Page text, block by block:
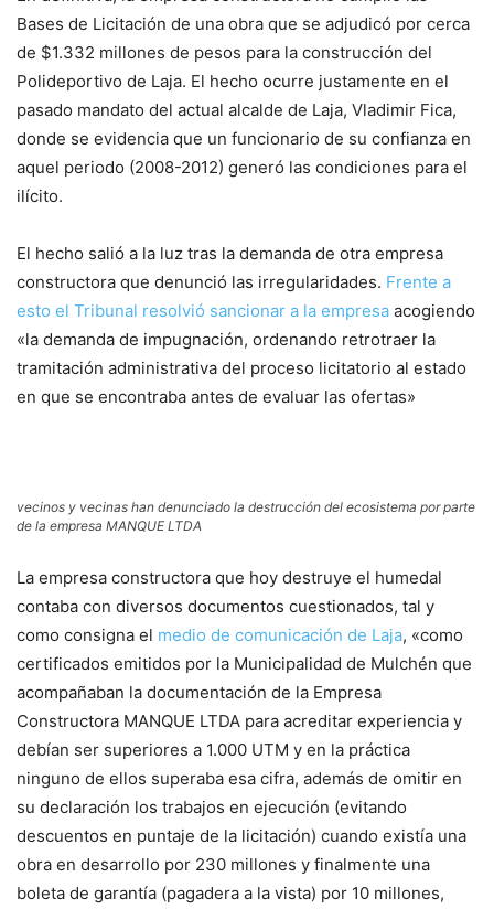
Bases de Licitación de una obra que se adjudicó por cerca
de $1.332 millones de pesos para la construcción del
Polideportivo de Laja. El hecho ocurre justamente en el
pasado mandato del actual alcalde de Laja, Vladimir Fica,
donde se evidencia que un funcionario de su confianza en
aquel periodo (2008-2012) generó las condiciones para el
ilícito.
El hecho salió a la luz tras la demanda de otra empresa
constructora que denunció las irregularidades. Frente a
esto el Tribunal resolvió sancionar a la empresa acogiendo
«la demanda de impugnación, ordenando retrotraer la
tramitación administrativa del proceso licitatorio al estado
en que se encontraba antes de evaluar las ofertas»
vecinos y vecinas han denunciado la destrucción del ecosistema por parte
de la empresa MANQUE LTDA
La empresa constructora que hoy destruye el humedal
contaba con diversos documentos cuestionados, tal y
como consigna el medio de comunicación de Laja, «como
certificados emitidos por la Municipalidad de Mulchén que
acompañaban la documentación de la Empresa
Constructora MANQUE LTDA para acreditar experiencia y
debían ser superiores a 1.000 UTM y en la práctica
ninguno de ellos superaba esa cifra, además de omitir en
su declaración los trabajos en ejecución (evitando
descuentos en puntaje de la licitación) cuando existía una
obra en desarrollo por 230 millones y finalmente una
boleta de garantía (pagadera a la vista) por 10 millones,